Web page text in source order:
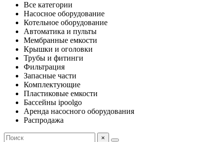
Все категории
Насосное оборудование
Котельное оборудование
Автоматика и пульты
Мембранные емкости
Крышки и оголовки
Трубы и фитинги
Фильтрация
Запасные части
Комплектующие
Пластиковые емкости
Бассейны ipoolgo
Аренда насосного оборудования
Распродажа
×